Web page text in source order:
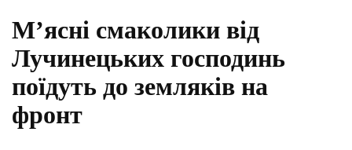
М’ясні смаколики від
Лучинецьких господинь
поїдуть до земляків на
фронт